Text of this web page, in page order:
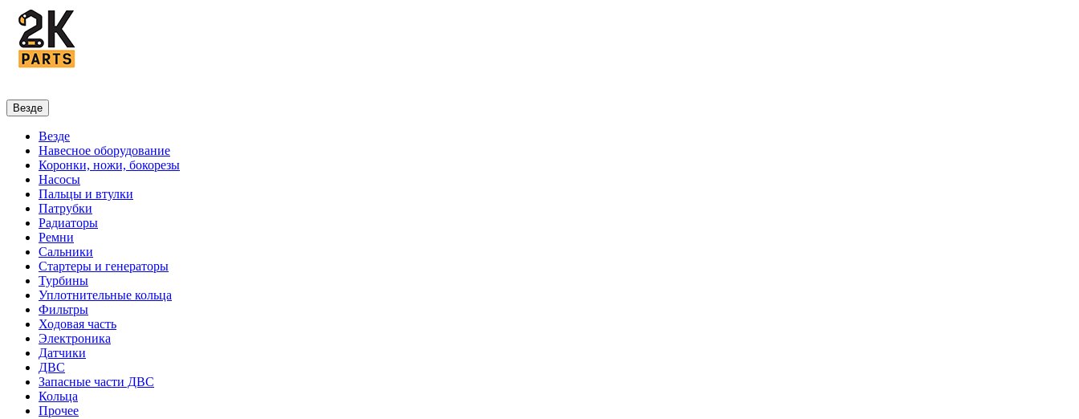
Везде
Везде
Навесное оборудование
Коронки, ножи, бокорезы
Насосы
Пальцы и втулки
Патрубки
Радиаторы
Ремни
Сальники
Стартеры и генераторы
Турбины
Уплотнительные кольца
Фильтры
Ходовая часть
Электроника
Датчики
ДВС
Запасные части ДВС
Кольца
Прочее